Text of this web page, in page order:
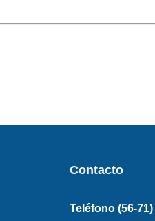
Contacto
Teléfono (56-71)